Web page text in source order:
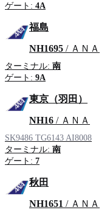
ゲート: 4A
福島
NH1695 / ＡＮＡ
ターミナル: 南
ゲート: 9A
東京（羽田）
NH16 / ＡＮＡ
SK9486 TG6143 AI8008
ターミナル: 南
ゲート: 7
秋田
NH1651 / ＡＮＡ